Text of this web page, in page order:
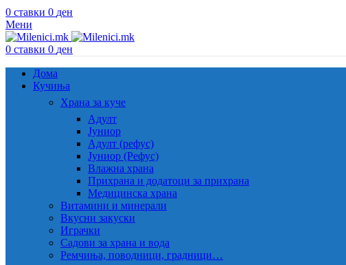
0 ставки 0 ден
Мени
0 ставки 0 ден
Дома
Кучиња
Храна за куче
Адулт
Јуниор
Адулт (рефус)
Јуниор (Рефус)
Влажна храна
Прихрана и додатоци за прихрана
Медицинска храна
Витамини и минерали
Вкусни закуски
Играчки
Садови за храна и вода
Ремчиња, поводници, градници…